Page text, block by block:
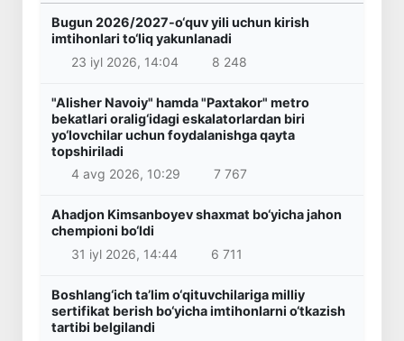
Bugun 2026/2027-o‘quv yili uchun kirish
imtihonlari to‘liq yakunlanadi
23 iyl 2026, 14:04
8 248
"Alisher Navoiy" hamda "Paxtakor" metro
bekatlari oralig‘idagi eskalatorlardan biri
yo‘lovchilar uchun foydalanishga qayta
topshiriladi
4 avg 2026, 10:29
7 767
Ahadjon Kimsanboyev shaxmat bo‘yicha jahon
chempioni bo‘ldi
31 iyl 2026, 14:44
6 711
Boshlang‘ich ta’lim o‘qituvchilariga milliy
sertifikat berish bo‘yicha imtihonlarni o‘tkazish
tartibi belgilandi